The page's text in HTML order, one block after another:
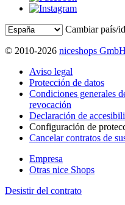
Cambiar país/
© 2010-2026 niceshops GmbH
Aviso legal
Protección de datos
Condiciones generales
revocación
Declaración de
Configuración de
Cancelar contratos de
Empresa
Otras nice Shops
Desistir del contrato